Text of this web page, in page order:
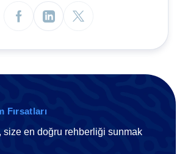
Fırsatları
size en doğru rehberliği sunmak